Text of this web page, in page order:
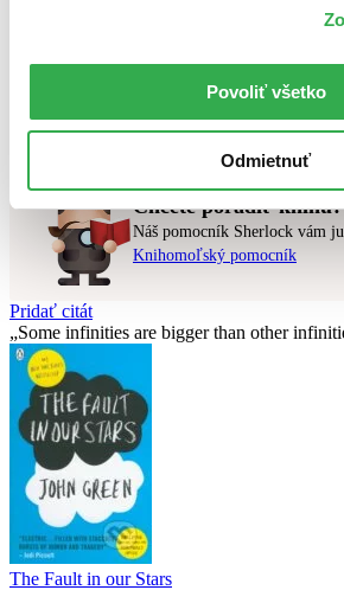
Povoliť všetko
Odmietnuť
Zrušiť filtre
vyhovujúci
Skúste prosím zmeniť vyhľadávaný výraz.
Chcete poradiť knihu?
Náš pomocník Sherlock vám
Knihomoľský pomocník
Pridať citát
Some infinities are bigger than other
The Fault in our Stars